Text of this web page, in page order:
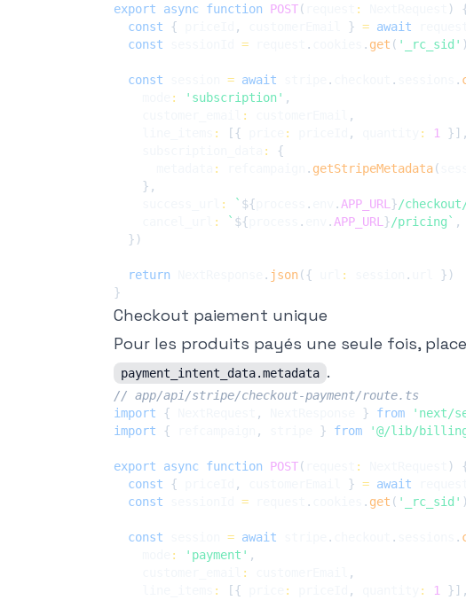
export async function POST( : )
const
{ , } = await
const
= . . get ( '_rc_sid' )
const = await . . .
: 'subscription' ,
:
,
: [{ : , : 1 }] ,
:
{
: . getStripeMetadata(
} ,
: ` ${ . .APP_URL }/checkout/
: ` ${ . .APP_URL }/pricing ` ,
} )
return . json({ : . } )
}
Checkout paiement unique
Pour les produits payés une seule fois,
payment_intent_data.metadata .
// app/api/stripe/checkout-payment/route.ts
import
{ , } from
'next/
import
{ , } from '@/lib/
export async function POST( : )
const
{ , } = await
const
= . . get ( '_rc_sid' )
const = await . . .
: 'payment' ,
:
,
: [{ : , : 1 }] ,